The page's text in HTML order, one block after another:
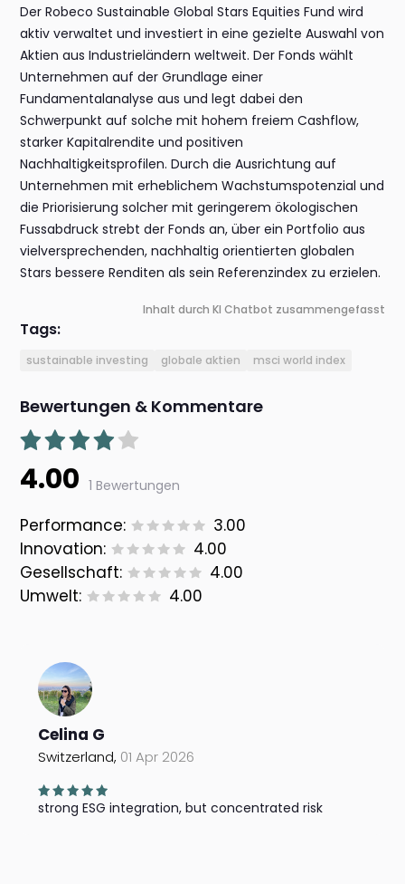
Der Robeco Sustainable Global Stars Equities Fund wird
aktiv verwaltet und investiert in eine gezielte Auswahl von
Aktien aus Industrieländern weltweit. Der Fonds wählt
Unternehmen auf der Grundlage einer
Fundamentalanalyse aus und legt dabei den
Schwerpunkt auf solche mit hohem freiem Cashflow,
starker Kapitalrendite und positiven
Nachhaltigkeitsprofilen. Durch die Ausrichtung auf
Unternehmen mit erheblichem Wachstumspotenzial und
die Priorisierung solcher mit geringerem ökologischen
Fussabdruck strebt der Fonds an, über ein Portfolio aus
vielversprechenden, nachhaltig orientierten globalen
Stars bessere Renditen als sein Referenzindex zu erzielen.
Inhalt durch KI Chatbot zusammengefasst
Tags:
sustainable investing globale aktien msci world index
Bewertungen & Kommentare
4.00 1 Bewertungen
Performance:
3.00
Innovation:
4.00
Gesellschaft:
4.00
Umwelt:
4.00
Celina G
Switzerland, 01 Apr 2026
strong ESG integration, but concentrated risk